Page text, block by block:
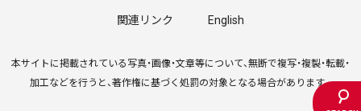
関連リンク English
本サイトに掲載されている写真・画像・文章等について、無断で複写・複製・転載・
加工などを行うと、著作権に基づく処罰の対象となる場合があります。